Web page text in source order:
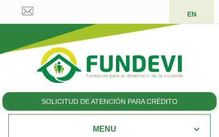
EN
SOLICITUD DE ATENCIÓN PARA CRÉDITO
MENU